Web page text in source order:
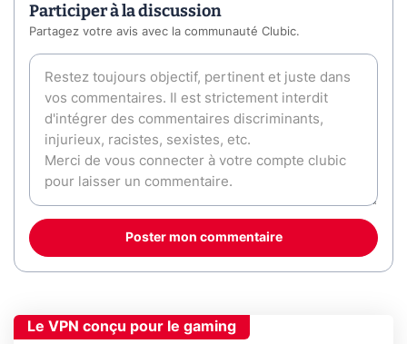
Participer à la discussion
Partagez votre avis avec la communauté Clubic.
Poster mon commentaire
Le VPN conçu pour le gaming